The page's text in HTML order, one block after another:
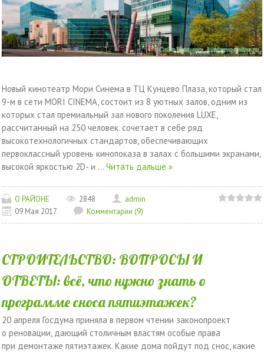
Новый кинотеатр Мори Синема в ТЦ Кунцево Плаза, который стал
9-м в сети MORI CINEMA, состоит из 8 уютных залов, одним из
которых стал премиальный зал нового поколения LUXE,
рассчитанный на 250 человек. сочетает в себе ряд
высокотехнологичных стандартов, обеспечивающих
первоклассный уровень кинопоказа в залах с большими экранами,
высокой яркостью 2D- и ... Читать дальше »
О РАЙОНЕ 2848
admin
09 Мая 2017
Комментарии (9)
СТРОИТЕЛЬСТВО: ВОПРОСЫ И
ОТВЕТЫ: всё, что нужно знать о
программе сноса пятиэтажек?
20 апреля Госдума приняла в первом чтении законопроект
о реновации, дающий столичным властям особые права
при демонтаже пятиэтажек. Какие дома пойдут под снос, какие